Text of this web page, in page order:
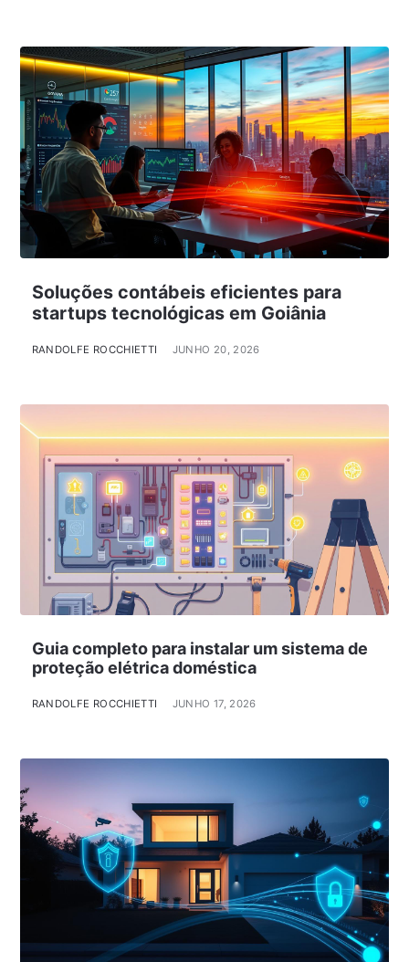
Soluções contábeis eficientes para
startups tecnológicas em Goiânia
RANDOLFE ROCCHIETTI JUNHO 20, 2026
Guia completo para instalar um sistema de
proteção elétrica doméstica
RANDOLFE ROCCHIETTI JUNHO 17, 2026